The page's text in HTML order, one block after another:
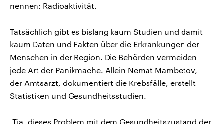
nennen: Radioaktivität.
Tatsächlich gibt es bislang kaum Studien und damit
kaum Daten und Fakten über die Erkrankungen der
Menschen in der Region. Die Behörden vermeiden
jede Art der Panikmache. Allein Nemat Mambetov,
der Amtsarzt, dokumentiert die Krebsfälle, erstellt
Statistiken und Gesundheitsstudien.
„Tja, dieses Problem mit dem Gesundheitszustand der